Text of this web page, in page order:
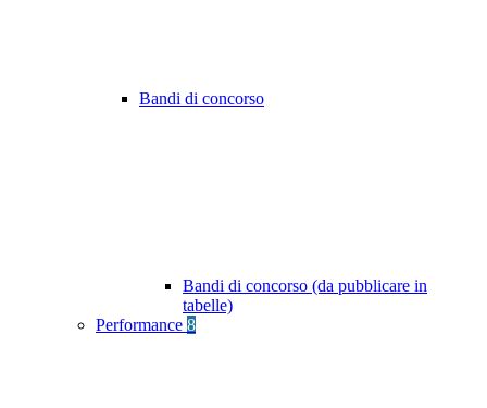
Bandi di concorso
Bandi di concorso (da pubblicare in
tabelle)
Performance 8